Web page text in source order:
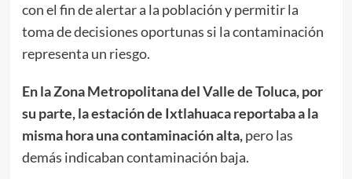
con el fin de alertar a la población y permitir la
toma de decisiones oportunas si la contaminación
representa un riesgo.
En la Zona Metropolitana del Valle de Toluca, por
su parte, la estación de Ixtlahuaca reportaba a la
misma hora una contaminación alta,pero las
demás indicaban contaminación baja.